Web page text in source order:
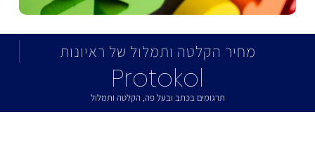
מחיר הקלטה ותמלול של ראיונות
Protokol
תרגומים בכתב ובעל פה, הקלטה ותמלול